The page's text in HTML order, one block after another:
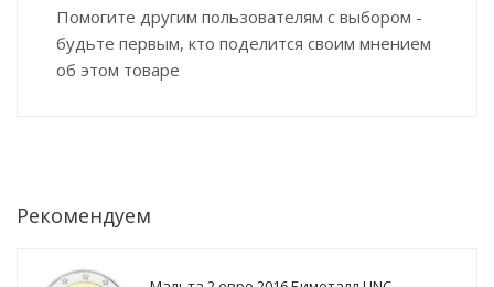
Помогите другим пользователям с выбором -
будьте первым, кто поделится своим мнением
об этом товаре
Рекомендуем